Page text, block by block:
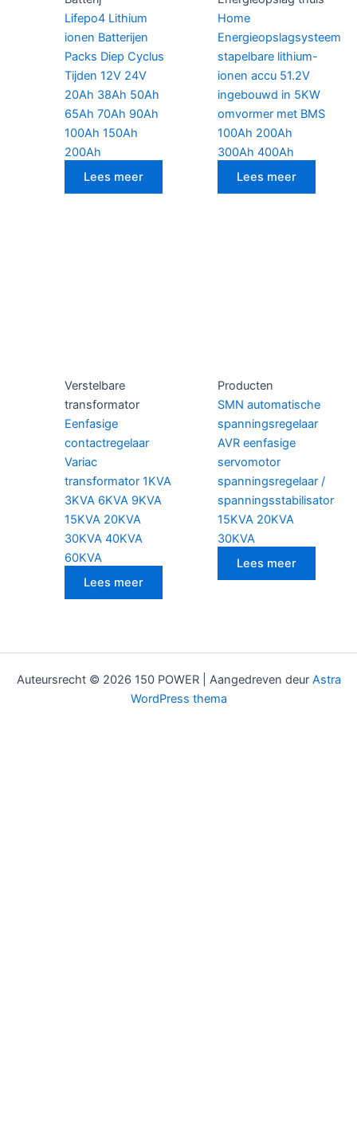
Lifepo4 Lithium
ionen Batterijen
Packs Diep Cyclus
Tijden 12V 24V
20Ah 38Ah 50Ah
65Ah 70Ah 90Ah
100Ah 150Ah
200Ah
Lees meer
Home
Energieopslagsysteem
stapelbare lithium-
ionen accu 51.2V
ingebouwd in 5KW
omvormer met BMS
100Ah 200Ah
300Ah 400Ah
Lees meer
Verstelbare
transformator
Eenfasige
contactregelaar
Variac
transformator 1KVA
3KVA 6KVA 9KVA
15KVA 20KVA
30KVA 40KVA
60KVA
Lees meer
Producten
SMN automatische
spanningsregelaar
AVR eenfasige
servomotor
spanningsregelaar /
spanningsstabilisator
15KVA 20KVA
30KVA
Lees meer
Auteursrecht © 2026 150 POWER | Aangedreven deur Astra
WordPress thema